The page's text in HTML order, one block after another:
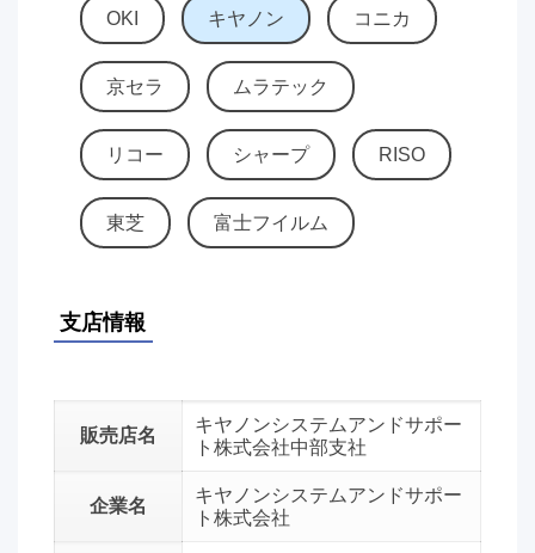
OKI キヤノン コニカ
京セラ ムラテック
リコー シャープ RISO
東芝 富士フイルム
支店情報
販売店名
キヤノンシステムアンドサポー
ト株式会社中部支社
企業名
キヤノンシステムアンドサポー
ト株式会社